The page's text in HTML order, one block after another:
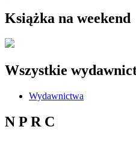
Książka na weekend
Wszystkie
Wydawnictwa
N P R C